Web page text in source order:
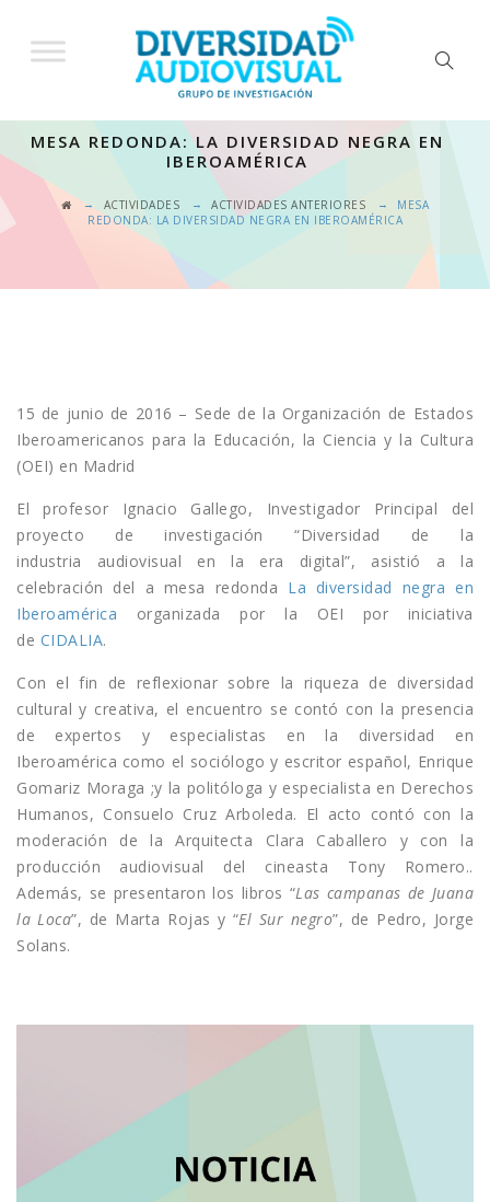
MESA REDONDA: LA DIVERSIDAD NEGRA EN
IBEROAMÉRICA
→ ACTIVIDADES → ACTIVIDADES ANTERIORES →
MESA
REDONDA: LA DIVERSIDAD NEGRA EN IBEROAMÉRICA
15 de junio de 2016 – Sede de la Organización de Estados
Iberoamericanos para la Educación, la Ciencia y la Cultura
(OEI) en Madrid
El profesor Ignacio Gallego, Investigador Principal del
proyecto de investigación “Diversidad de la
industria audiovisual en la era digital”, asistió a la
celebración del a mesa redonda La diversidad negra en
Iberoamérica organizada por la OEI por iniciativa
de CIDALIA.
Con el fin de reflexionar sobre la riqueza de diversidad
cultural y creativa, el encuentro se contó con la presencia
de expertos y especialistas en la diversidad en
Iberoamérica como el sociólogo y escritor español, Enrique
Gomariz Moraga ;y la politóloga y especialista en Derechos
Humanos, Consuelo Cruz Arboleda. El acto contó con la
moderación de la Arquitecta Clara Caballero y con la
producción audiovisual del cineasta Tony Romero..
Además, se presentaron los libros “Las campanas de Juana
la Loca”, de Marta Rojas y “El Sur negro”, de Pedro, Jorge
Solans.